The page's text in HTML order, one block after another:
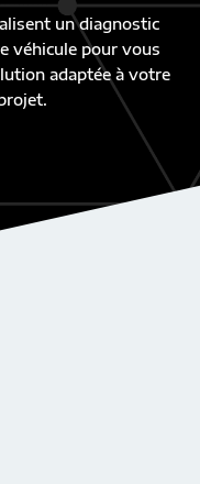
un diagnostic
véhicule pour vous
adaptée à votre